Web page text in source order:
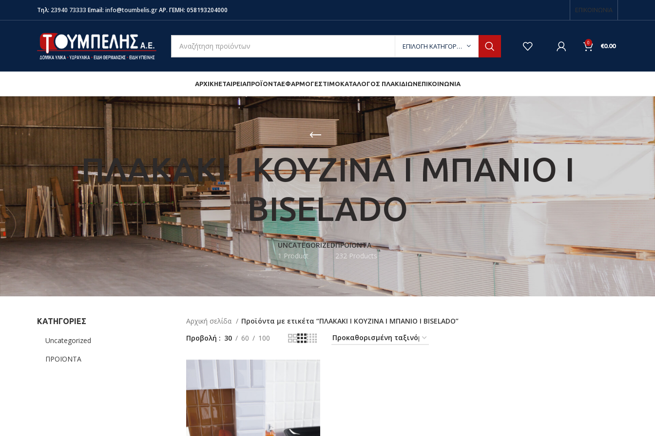
Τηλ: 23940 73333 Email: info@toumbelis.grΑΡ. ΓΕΜΗ: 058193204000 ΕΠΙΚΟΙΝΩΝΙΑ
ΕΠΙΛΟΓΉ ΚΑΤΗΓΟΡΊΑΣ 0 €0.00
ΑΡΧΙΚΗΕΤΑΙΡΕΙΑΠΡΟΪΟΝΤΑΕΦΑΡΜΟΓΕΣΤΙΜΟΚΑΤΆΛΟΓΟΣ ΠΛΑΚΙΔΊΩΝΕΠΙΚΟΙΝΩΝΙΑ
ΠΛΑΚΑΚΙ Ι ΚΟΥΖΙΝΑ Ι ΜΠΑΝΙΟ Ι
BISELADO
UNCATEGORIZED
1 Product
ΠΡΟΪΟΝΤΑ
232 Products
ΚΑΤΗΓΟΡΙΕΣ
Uncategorized
ΠΡΟΪΟΝΤΑ
Αρχική σελίδα
Προϊόντα με ετικέτα “ΠΛΑΚΑΚΙ Ι ΚΟΥΖΙΝΑ Ι ΜΠΑΝΙΟ Ι BISELADO”
Προβολή
30 60 100